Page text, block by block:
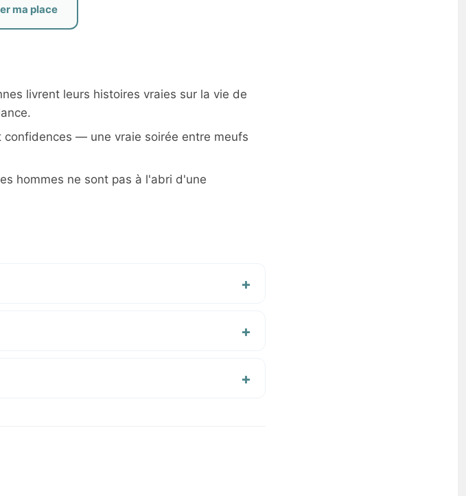
ma place
livrent leurs histoires vraies sur la vie de
— une vraie soirée entre meufs
hommes ne sont pas à l'abri d'une